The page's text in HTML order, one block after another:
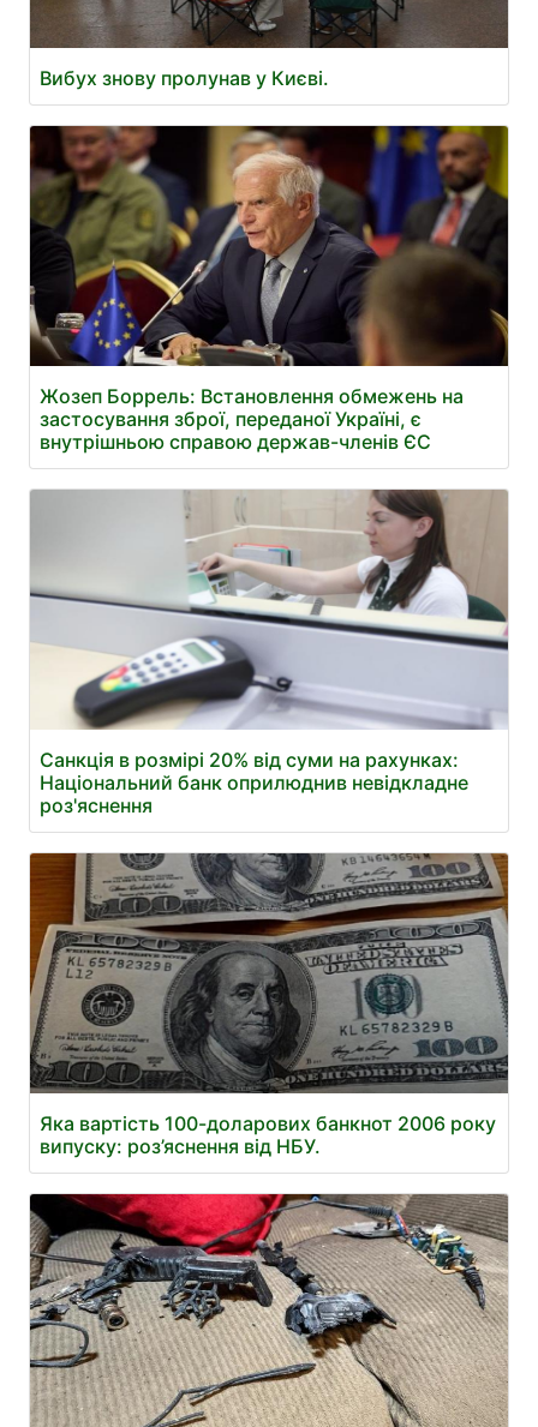
Вибух знову пролунав у Києві.
Жозеп Боррель: Встановлення обмежень на
застосування зброї, переданої Україні, є
внутрішньою справою держав-членів ЄС
Санкція в розмірі 20% від суми на рахунках:
Національний банк оприлюднив невідкладне
роз'яснення
Яка вартість 100-доларових банкнот 2006 року
випуску: роз’яснення від НБУ.